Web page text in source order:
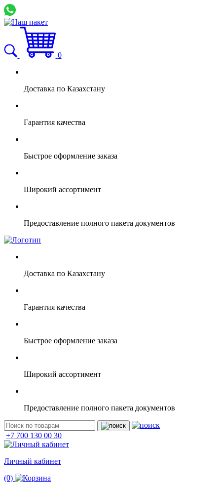
0
Доставка по Казахстану
Гарантия качества
Быстрое оформление заказа
Широкий ассортимент
Предоставление полного пакета документов
Доставка по Казахстану
Гарантия качества
Быстрое оформление заказа
Широкий ассортимент
Предоставление полного пакета документов
+7 700 130 00 30
Личный кабинет
(0)